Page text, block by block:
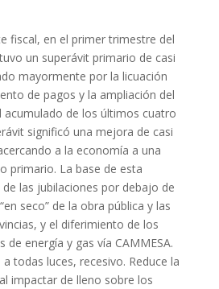
fiscal, en el primer trimestre del
un superávit primario de casi
mayormente por la licuación
de pagos y la ampliación del
acumulado de los últimos cuatro
significó una mejora de casi
a la economía a una
primario. La base de esta
las jubilaciones por debajo de
seco” de la obra pública y las
y el diferimiento de los
de energía y gas vía CAMMESA.
todas luces, recesivo. Reduce la
impactar de lleno sobre los